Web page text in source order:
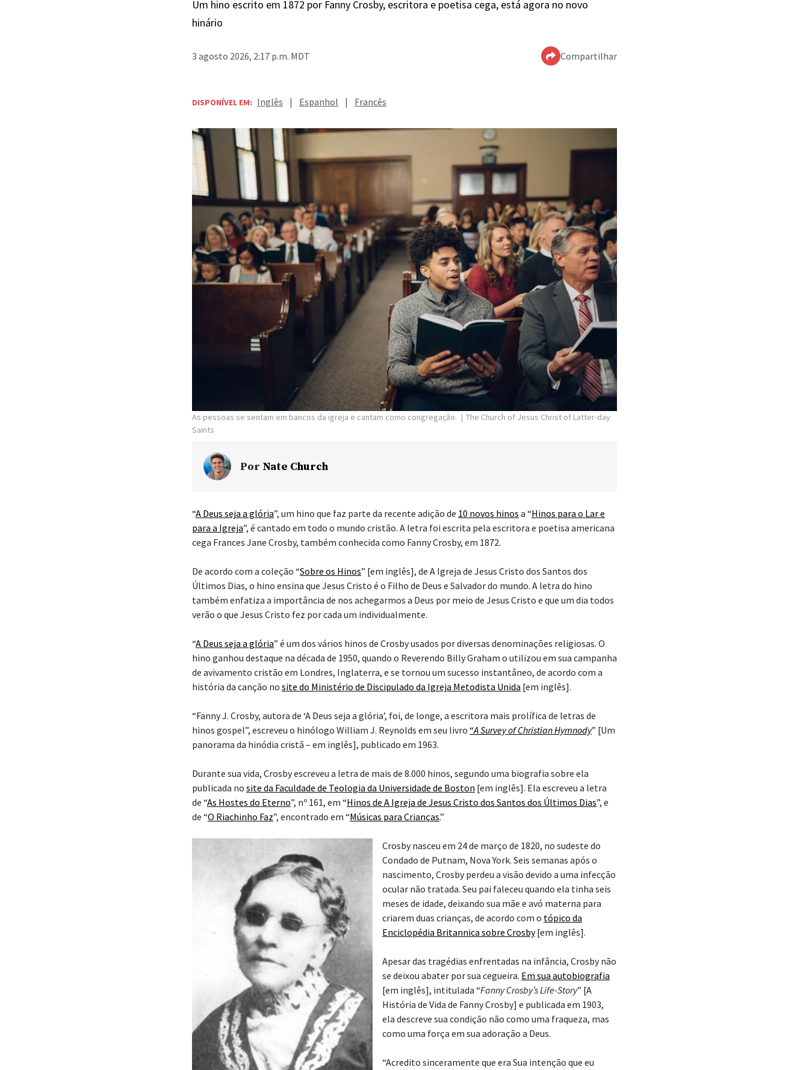
Um hino escrito em 1872 por Fanny Crosby, escritora e poetisa cega, está agora no novo
hinário
3 agosto 2026, 2:17 p.m. MDT Compartilhar
DISPONÍVEL EM: Inglês | Espanhol | Francês
As pessoas se sentam em bancos da igreja e cantam como congregação.
The Church of Jesus Christ of Latter-day
Saints
Por Nate Church
“A Deus seja a glória”, um hino que faz parte da recente adição de 10 novos hinos a “Hinos para o Lar e
para a Igreja”, é cantado em todo o mundo cristão. A letra foi escrita pela escritora e poetisa americana
cega Frances Jane Crosby, também conhecida como Fanny Crosby, em 1872.
De acordo com a coleção “Sobre os Hinos” [em inglês], de A Igreja de Jesus Cristo dos Santos dos
Últimos Dias, o hino ensina que Jesus Cristo é o Filho de Deus e Salvador do mundo. A letra do hino
também enfatiza a importância de nos achegarmos a Deus por meio de Jesus Cristo e que um dia todos
verão o que Jesus Cristo fez por cada um individualmente.
“A Deus seja a glória” é um dos vários hinos de Crosby usados por diversas denominações religiosas. O
hino ganhou destaque na década de 1950, quando o Reverendo Billy Graham o utilizou em sua campanha
de avivamento cristão em Londres, Inglaterra, e se tornou um sucesso instantâneo, de acordo com a
história da canção no site do Ministério de Discipulado da Igreja Metodista Unida [em inglês].
“Fanny J. Crosby, autora de ‘A Deus seja a glória’, foi, de longe, a escritora mais prolífica de letras de
hinos gospel”, escreveu o hinólogo William J. Reynolds em seu livro “A Survey of Christian Hymnody” [Um
panorama da hinódia cristã – em inglês], publicado em 1963.
Durante sua vida, Crosby escreveu a letra de mais de 8.000 hinos, segundo uma biografia sobre ela
publicada no site da Faculdade de Teologia da Universidade de Boston [em inglês]. Ela escreveu a letra
de “As Hostes do Eterno”, nº 161, em “Hinos de A Igreja de Jesus Cristo dos Santos dos Últimos Dias”, e
de “O Riachinho Faz”, encontrado em “Músicas para Crianças.”
Crosby nasceu em 24 de março de 1820, no sudeste do
Condado de Putnam, Nova York. Seis semanas após o
nascimento, Crosby perdeu a visão devido a uma infecção
ocular não tratada. Seu pai faleceu quando ela tinha seis
meses de idade, deixando sua mãe e avó materna para
criarem duas crianças, de acordo com o tópico da
Enciclopédia Britannica sobre Crosby[em inglês].
Apesar das tragédias enfrentadas na infância, Crosby não
se deixou abater por sua cegueira. Em sua autobiografia
[em inglês], intitulada “Fanny Crosby’s Life-Story” [A
História de Vida de Fanny Crosby] e publicada em 1903,
ela descreve sua condição não como uma fraqueza, mas
como uma força em sua adoração a Deus.
“Acredito sinceramente que era Sua intenção que eu